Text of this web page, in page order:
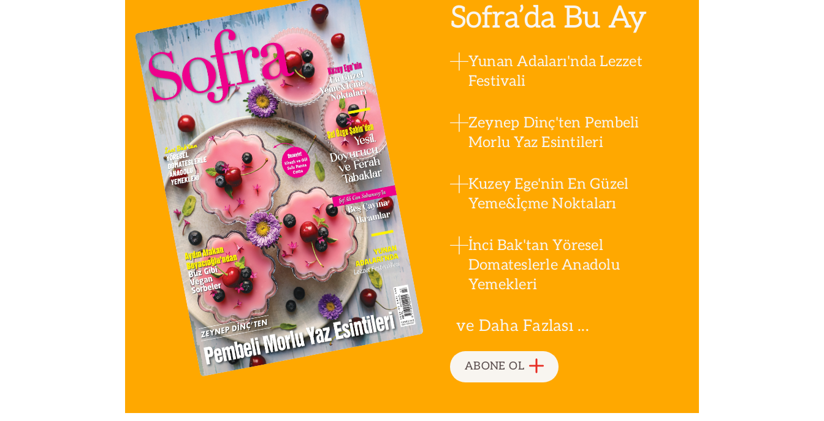
Sofra’da Bu Ay
Yunan Adaları'nda Lezzet
Festivali
Zeynep Dinç'ten Pembeli
Morlu Yaz Esintileri
Kuzey Ege'nin En Güzel
Yeme&İçme Noktaları
İnci Bak'tan Yöresel
Domateslerle Anadolu
Yemekleri
ve Daha Fazlası ...
ABONE OL